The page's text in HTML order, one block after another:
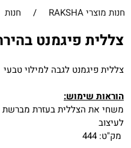
חנות מוצרי RAKSHA / חנות
צללית פיגמנט
צללית פיגמנט לגבה למילוי טבעי
הוראות שימוש:
משחי את הצללית בעזרת
לעיצוב
מק"ט: 444